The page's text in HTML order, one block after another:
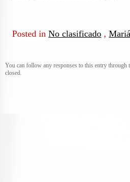
Posted in No clasificado ,
You can follow any responses to this entry through
closed.